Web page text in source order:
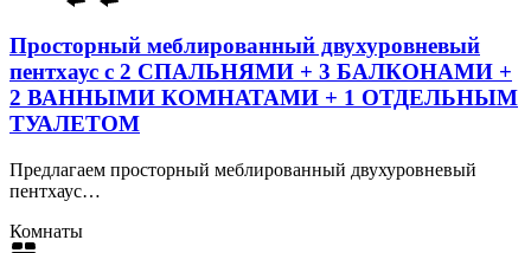
Просторный меблированный двухуровневый
пентхаус с 2 СПАЛЬНЯМИ + 3 БАЛКОНАМИ +
2 ВАННЫМИ КОМНАТАМИ + 1 ОТДЕЛЬНЫМ
ТУАЛЕТОМ
Предлагаем просторный меблированный двухуровневый
пентхаус…
Комнаты